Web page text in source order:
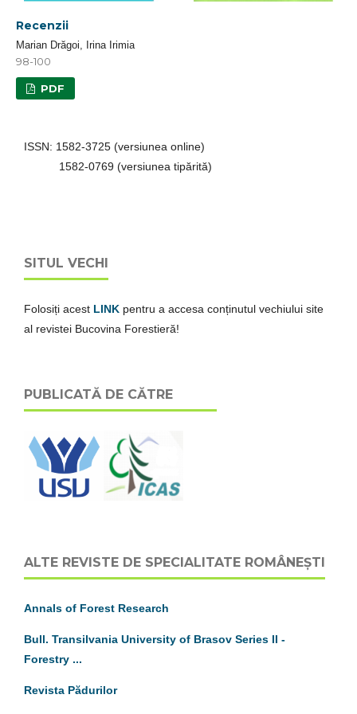
Recenzii
Marian Drăgoi, Irina Irimia
98-100
PDF
ISSN: 1582-3725 (versiunea online)
1582-0769 (versiunea tipărită)
SITUL VECHI
Folosiți acest LINK pentru a accesa conținutul vechiului site
al revistei Bucovina Forestieră!
PUBLICATĂ DE CĂTRE
ALTE REVISTE DE SPECIALITATE ROMÂNEȘTI
Annals of Forest Research
Bull. Transilvania University of Brasov Series II -
Forestry ...
Revista Pădurilor